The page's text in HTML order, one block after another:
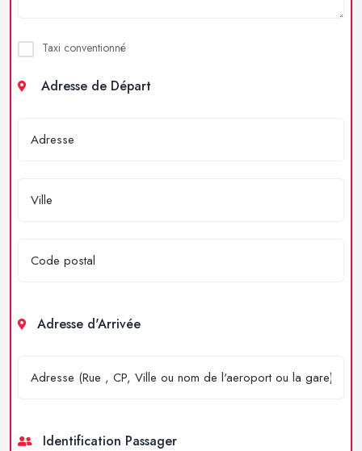
Taxi conventionné
Adresse de Départ
Adresse d'Arrivée
Identification Passager